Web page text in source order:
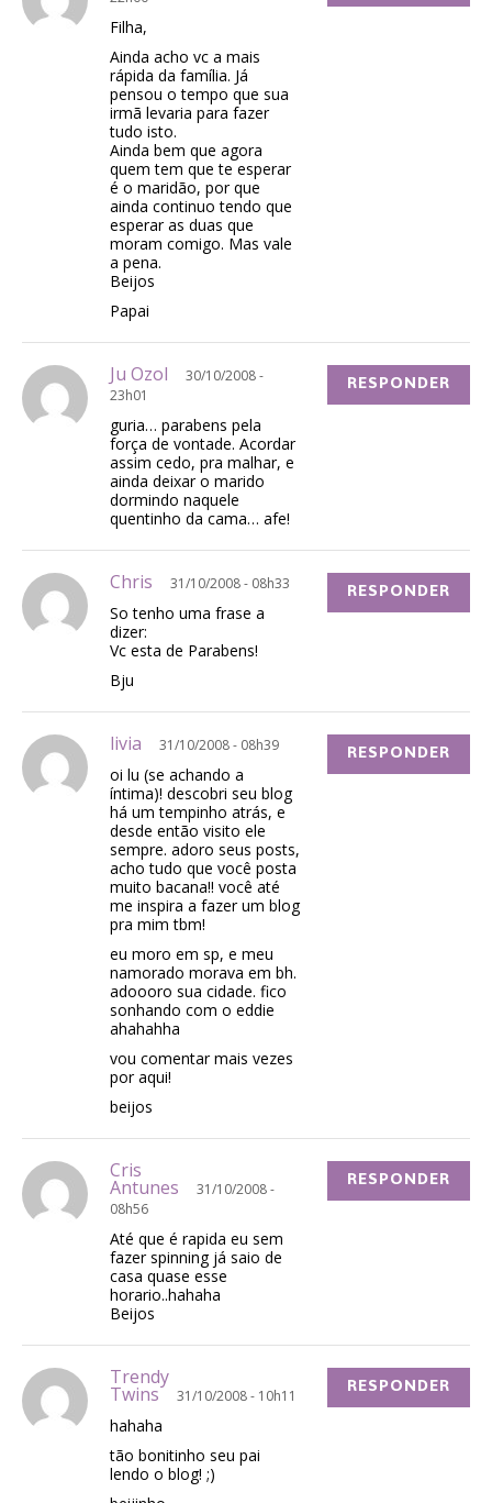
Filha,
Ainda acho vc a mais
rápida da família. Já
pensou o tempo que sua
irmã levaria para fazer
tudo isto.
Ainda bem que agora
quem tem que te esperar
é o maridão, por que
ainda continuo tendo que
esperar as duas que
moram comigo. Mas vale
a pena.
Beijos
Papai
Ju Ozol
30/10/2008 -
23h01
guria… parabens pela
força de vontade. Acordar
assim cedo, pra malhar, e
ainda deixar o marido
dormindo naquele
quentinho da cama… afe!
RESPONDER
Chris 31/10/2008 - 08h33
So tenho uma frase a
dizer:
Vc esta de Parabens!
Bju
RESPONDER
livia 31/10/2008 - 08h39
oi lu (se achando a
íntima)! descobri seu blog
há um tempinho atrás, e
desde então visito ele
sempre. adoro seus posts,
acho tudo que você posta
muito bacana!! você até
me inspira a fazer um blog
pra mim tbm!
eu moro em sp, e meu
namorado morava em bh.
adoooro sua cidade. fico
sonhando com o eddie
ahahahha
vou comentar mais vezes
por aqui!
beijos
RESPONDER
Cris
Antunes
31/10/2008 -
08h56
Até que é rapida eu sem
fazer spinning já saio de
casa quase esse
horario..hahaha
Beijos
RESPONDER
Trendy
Twins 31/10/2008 - 10h11
hahaha
tão bonitinho seu pai
lendo o blog! ;)
RESPONDER